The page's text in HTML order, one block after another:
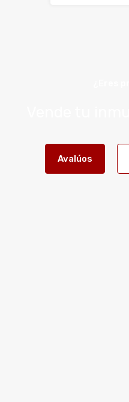
Avalúos